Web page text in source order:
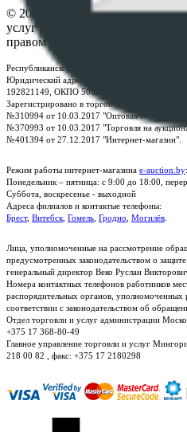
© 2026 Республиканское
услуг "БелЮрОбеспечение" -
правом
Республиканское унитарное предприятие по
Юридический адрес: г. Минск, пр-т.
192821149, ОКПО 500111895000
Зарегистрировано в торговом реестре
№310994 от 10.03.2017 "Оптовая торговля
№370993 от 10.03.2017 "Торговля на
№401394 от 27.12.2017 "Интернет-магазин".
Режим работы интернет-магазина e-auction.by:
Понедельник – пятница: с 9:00 до 18:00,
Суббота, воскресенье - выходной
Адреса филиалов и контактые телефоны:
Брест, Витебск Гомель Гродно Могилёв
Лица, уполномоченные на рассмотрение
предусмотренных законодательством о
генеральный директор Веко Руслан
Номера контактных телефонов работников
распорядительных органов, уполномоченных
соответствии с законодательством об
Отдел торговли и услуг администрации
+375 17 368-80-49
Главное управление торговли и услуг
218 00 82 , факс: +375 17 2180298